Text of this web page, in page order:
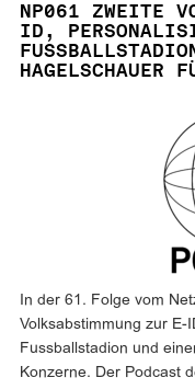
NP061 ZWEITE
ID,
HAGELSCHAUER
In der 61. Folge vom
Volksabstimmung zur E-
Fussballstadion und
Konzerne. Der Podcast